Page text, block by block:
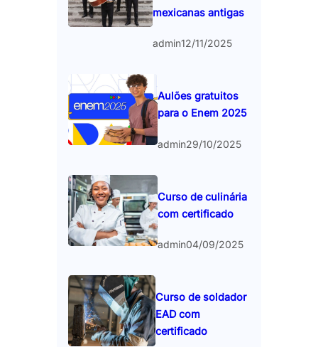
mexicanas antigas
admin12/11/2025
Aulões gratuitos
para o Enem 2025
admin29/10/2025
Curso de culinária
com certificado
admin04/09/2025
Curso de soldador
EAD com
certificado